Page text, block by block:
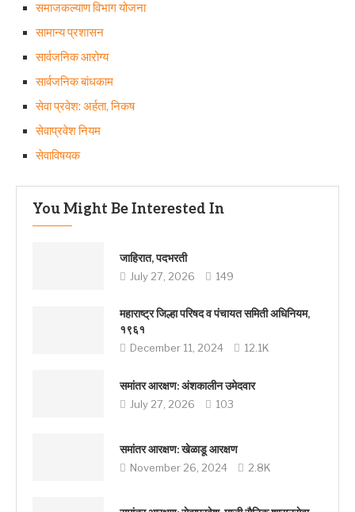
समाजकल्याण विभाग योजना
सामान्य प्रशासन
सार्वजनिक आरोग्य
सार्वजनिक बांधकाम
सेवा प्रवेश: अर्हता, निकष
सेवाप्रवेश नियम
सेवाविषयक
You Might Be Interested In
जाहिरात, पदभरती
July 27, 2026 149
महाराष्ट्र जिल्हा परिषद व पंचायत समिती अधिनियम,
१९६१
December 11, 2024 12.1K
समांतर आरक्षण: अंशकालीन उमेदवार
July 27, 2026 103
समांतर आरक्षण: खेळाडू आरक्षण
November 26, 2024 2.8K